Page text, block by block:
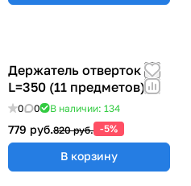
Держатель отверток
L=350 (11 предметов)
0 0 В наличии: 134
779 руб.820 руб. -5%
В корзину